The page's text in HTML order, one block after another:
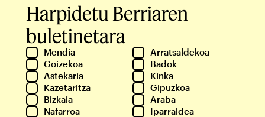
Harpidetu Berriaren
buletinetara
Mendia
Arratsaldekoa
Goizekoa
Badok
Astekaria
Kinka
Kazetaritza
Gipuzkoa
Bizkaia
Araba
Nafarroa
Iparraldea